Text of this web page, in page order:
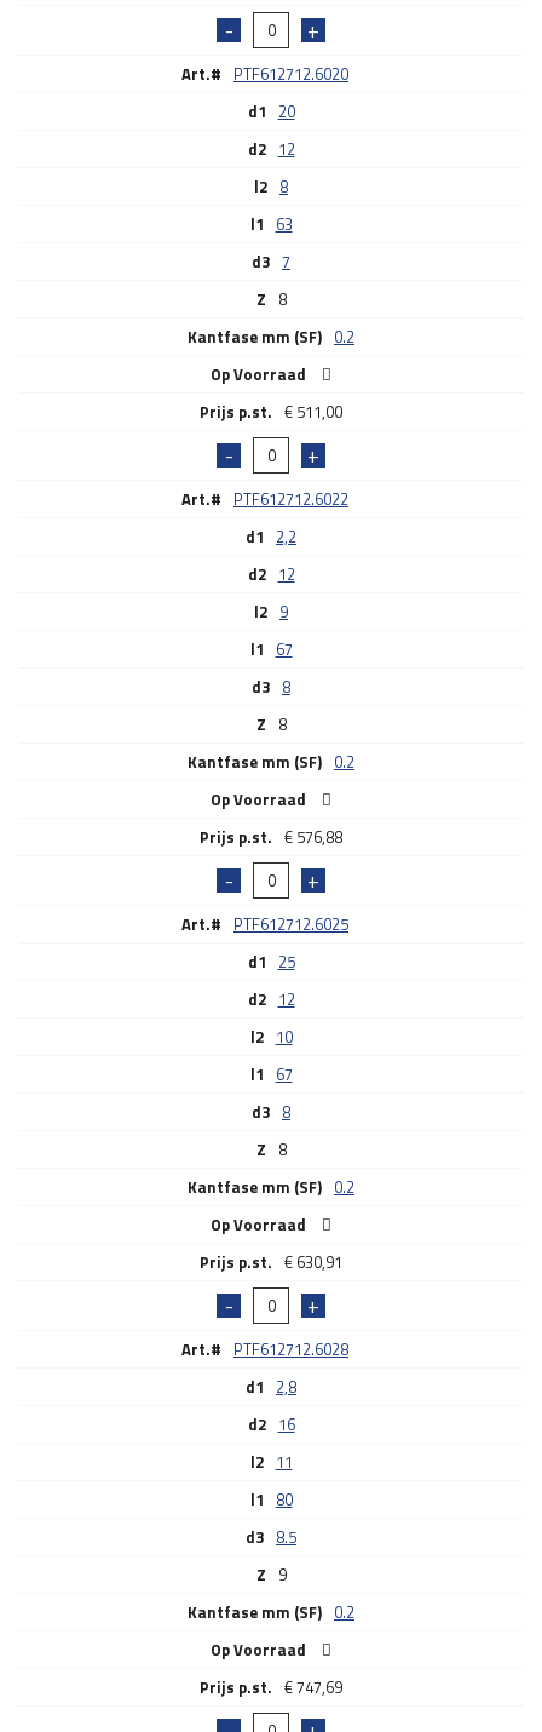
Art.# PTF612712.6020
d1 20
d2 12
l2 8
l1 63
d3 7
Z 8
Kantfase mm (SF) 0.2
Op Voorraad
€ 511,00
Art.# PTF612712.6022
d1 2,2
d2 12
l2 9
l1 67
d3 8
Z 8
Kantfase mm (SF) 0.2
Op Voorraad
€ 576,88
Art.# PTF612712.6025
d1 25
d2 12
l2 10
l1 67
d3 8
Z 8
Kantfase mm (SF) 0.2
Op Voorraad
€ 630,91
Art.# PTF612712.6028
d1 2,8
d2 16
l2 11
l1 80
d3 8.5
Z 9
Kantfase mm (SF) 0.2
Op Voorraad
€747,69